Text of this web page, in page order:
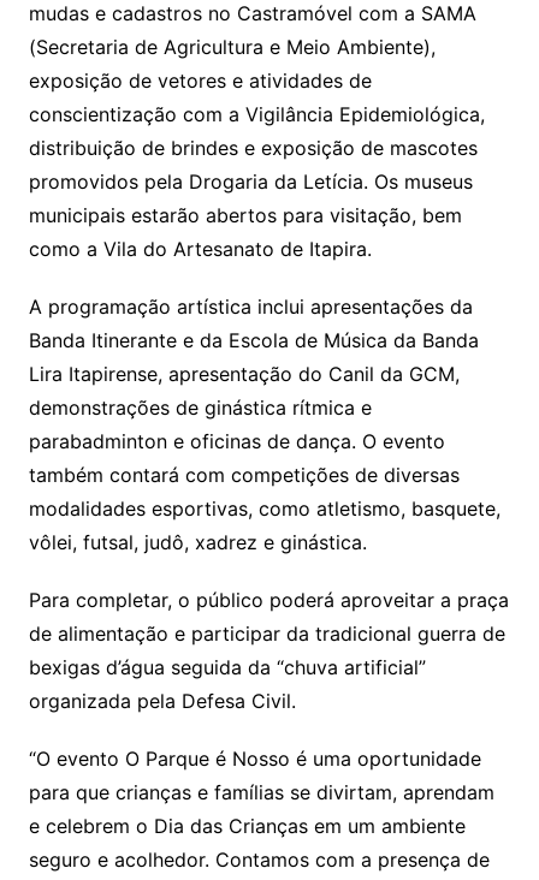
mudas e cadastros no Castramóvel com a SAMA
(Secretaria de Agricultura e Meio Ambiente),
exposição de vetores e atividades de
conscientização com a Vigilância Epidemiológica,
distribuição de brindes e exposição de mascotes
promovidos pela Drogaria da Letícia. Os museus
municipais estarão abertos para visitação, bem
como a Vila do Artesanato de Itapira.
A programação artística inclui apresentações da
Banda Itinerante e da Escola de Música da Banda
Lira Itapirense, apresentação do Canil da GCM,
demonstrações de ginástica rítmica e
parabadminton e oficinas de dança. O evento
também contará com competições de diversas
modalidades esportivas, como atletismo, basquete,
vôlei, futsal, judô, xadrez e ginástica.
Para completar, o público poderá aproveitar a praça
de alimentação e participar da tradicional guerra de
bexigas d’água seguida da “chuva artificial”
organizada pela Defesa Civil.
“O evento O Parque é Nosso é uma oportunidade
para que crianças e famílias se divirtam, aprendam
e celebrem o Dia das Crianças em um ambiente
seguro e acolhedor. Contamos com a presença de